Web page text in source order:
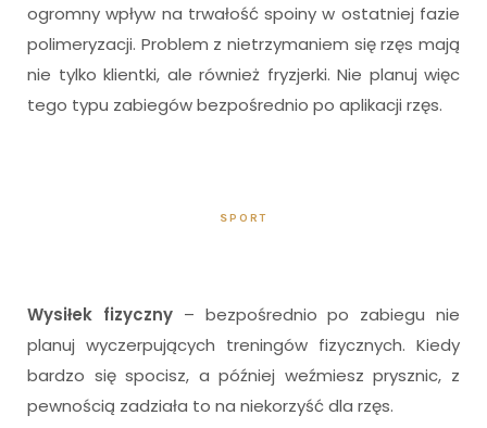
ogromny wpływ na trwałość spoiny w ostatniej fazie
polimeryzacji. Problem z nietrzymaniem się rzęs mają
nie tylko klientki, ale również fryzjerki. Nie planuj więc
tego typu zabiegów bezpośrednio po aplikacji rzęs.
SPORT
Wysiłek fizyczny– bezpośrednio po zabiegu nie
planuj wyczerpujących treningów fizycznych. Kiedy
bardzo się spocisz, a później weźmiesz prysznic, z
pewnością zadziała to na niekorzyść dla rzęs.